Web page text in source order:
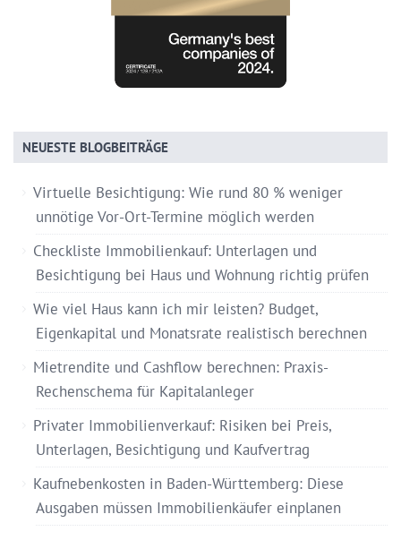
NEUESTE BLOGBEITRÄGE
Virtuelle Besichtigung: Wie rund 80 % weniger
unnötige Vor-Ort-Termine möglich werden
Checkliste Immobilienkauf: Unterlagen und
Besichtigung bei Haus und Wohnung richtig prüfen
Wie viel Haus kann ich mir leisten? Budget,
Eigenkapital und Monatsrate realistisch berechnen
Mietrendite und Cashflow berechnen: Praxis-
Rechenschema für Kapitalanleger
Privater Immobilienverkauf: Risiken bei Preis,
Unterlagen, Besichtigung und Kaufvertrag
Kaufnebenkosten in Baden-Württemberg: Diese
Ausgaben müssen Immobilienkäufer einplanen